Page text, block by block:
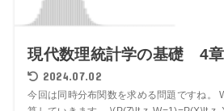
現代数理統計学の基礎 4
2024.07.02
今回は同時分布関数を求める問題ですね。